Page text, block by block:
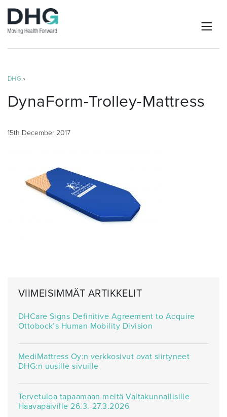
DHG »
DynaForm-Trolley-Mattress
15th December 2017
VIIMEISIMMÄT ARTIKKELIT
DHCare Signs Definitive Agreement to Acquire
Ottobock’s Human Mobility Division
MediMattress Oy:n verkkosivut ovat siirtyneet
DHG:n uusille sivuille
Tervetuloa tapaamaan meitä Valtakunnallisille
Haavapäiville 26.3.-27.3.2026